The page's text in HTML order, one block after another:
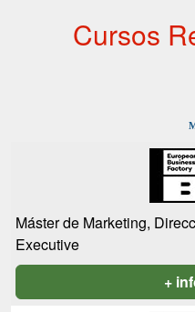
Cursos
Máster de Marketing,
Executive
+